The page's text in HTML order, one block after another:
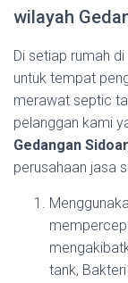
wilayah
Di setiap rumah
untuk tempat
merawat septic
pelanggan kami
Gedangan
perusahaan jasa
tank,